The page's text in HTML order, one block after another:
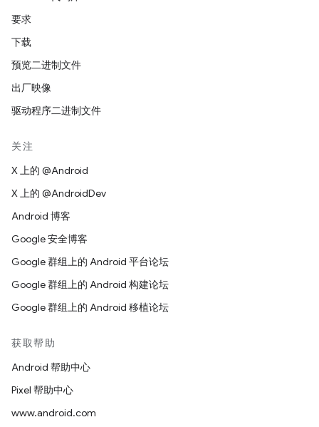
要求
下载
预览二进制文件
出厂映像
驱动程序二进制文件
关注
X 上的 @Android
X 上的 @AndroidDev
Android 博客
Google 安全博客
Google 群组上的 Android 平台论坛
Google 群组上的 Android 构建论坛
Google 群组上的 Android 移植论坛
获取帮助
Android 帮助中心
Pixel 帮助中心
www.android.com